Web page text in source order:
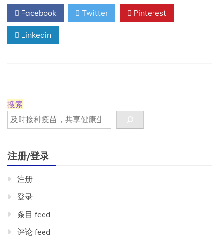
ADC
有
望
改
变
Facebook Twitter Pinterest
Linkedin
搜索
注册/登录
注册
登录
条目 feed
评论 feed